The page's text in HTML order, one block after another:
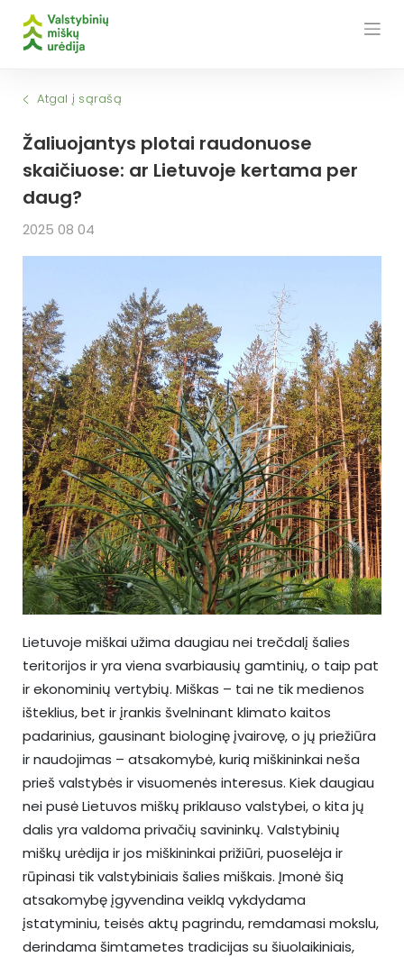
2025 08 04
Žaliuojantys plotai raudonuose
skaičiuose: ar Lietuvoje kertama per
daug?
Atgal į sąrašą
Lietuvoje miškai užima daugiau nei trečdalį šalies
teritorijos ir yra viena svarbiausių gamtinių, o taip pat
ir ekonominių vertybių. Miškas – tai ne tik medienos
išteklius, bet ir įrankis švelninant klimato kaitos
padarinius, gausinant biologinę įvairovę, o jų priežiūra
ir naudojimas – atsakomybė, kurią miškininkai neša
prieš valstybės ir visuomenės interesus. Kiek daugiau
nei pusė Lietuvos miškų priklauso valstybei, o kita jų
dalis yra valdoma privačių savininkų. Valstybinių
miškų urėdija ir jos miškininkai prižiūri, puoselėja ir
rūpinasi tik valstybiniais šalies miškais. Įmonė šią
atsakomybę įgyvendina veiklą vykdydama
įstatyminiu, teisės aktų pagrindu, remdamasi mokslu,
derindama šimtametes tradicijas su šiuolaikiniais,